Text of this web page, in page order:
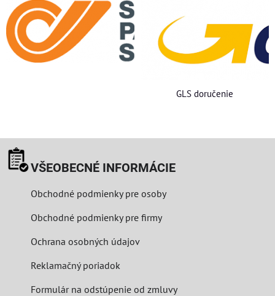
GLS doručenie
VŠEOBECNÉ INFORMÁCIE
Obchodné podmienky pre osoby
Obchodné podmienky pre firmy
Ochrana osobných údajov
Reklamačný poriadok
Formulár na odstúpenie od zmluvy